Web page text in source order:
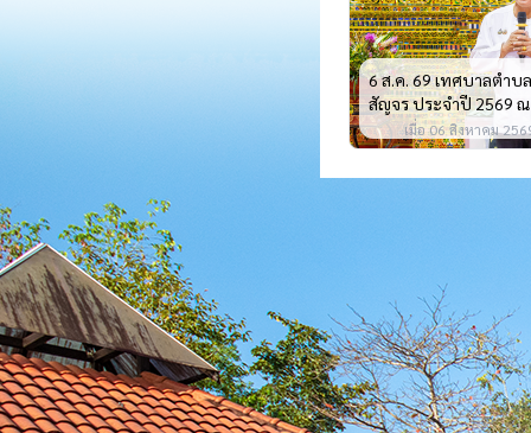
6 ส.ค. 69 เทศบาลตำบ
สัญจร ประจำปี 2569
เมื่อ 06 สิงหาคม